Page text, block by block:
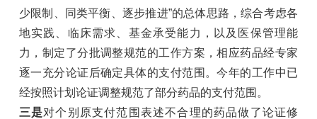
少限制、同类平衡、逐步推进”的总体思路，综合考虑各
地实践、临床需求、基金承受能力，以及医保管理能
力，制定了分批调整规范的工作方案，相应药品经专家
逐一充分论证后确定具体的支付范围。今年的工作中已
经按照计划论证调整规范了部分药品的支付范围。
三是对个别原支付范围表述不合理的药品做了论证修